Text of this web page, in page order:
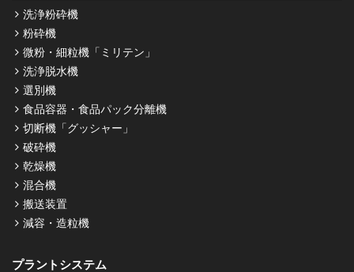
洗浄粉砕機
粉砕機
微粉・細粒機「ミリテン」
洗浄脱水機
選別機
食品容器・食品パック分離機
切断機「グッシャー」
破砕機
乾燥機
混合機
搬送装置
減容・造粒機
プラントシステム